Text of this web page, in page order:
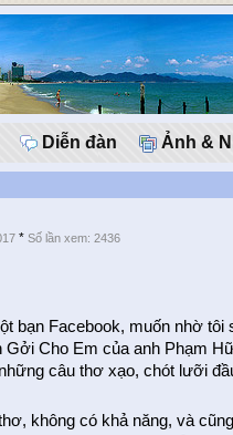
Diễn đàn Ảnh &
*Số lần xem: 2436
bạn Facebook, muốn nhờ tôi
Cho Em của anh Phạm
câu thơ xạo, chót lưỡi
không có khả năng, và